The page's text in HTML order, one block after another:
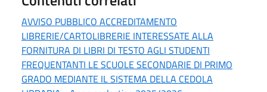
AVVISO PUBBLICO ACCREDITAMENTO
LIBRERIE/CARTOLIBRERIE INTERESSATE ALLA
FORNITURA DI LIBRI DI TESTO AGLI STUDENTI
FREQUENTANTI LE SCUOLE SECONDARIE DI PRIMO
GRADO MEDIANTE IL SISTEMA DELLA CEDOLA